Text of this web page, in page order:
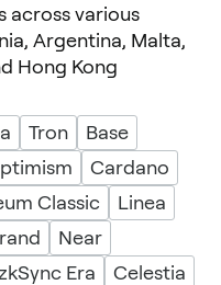
across various
Argentina, Malta,
Hong Kong
Tron
Base
Cardano
Classic
Linea
Near
Era
Celestia